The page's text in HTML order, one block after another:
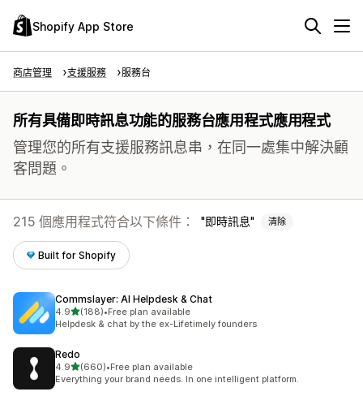
Shopify App Store
商店管理 支援服務 服務台
所有具備即時訊息功能的服務台應用程式應用程式
管理您的所有支援服務訊息串，在同一處集中解決顧
客問題。
215 個應用程式符合以下條件： 即時訊息 清除
Built for Shopify
Commslayer: AI Helpdesk & Chat
4.9滿分 5 顆星
(188)
共有 188 則評價
•Free plan available
Helpdesk & chat by the ex-Lifetimely founders
Redo
4.9滿分 5 顆星
(660)
共有 660 則評價
•Free plan available
Everything your brand needs. In one intelligent platform.